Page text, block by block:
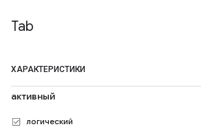
Tab
ХАРАКТЕРИСТИКИ
активный
логический